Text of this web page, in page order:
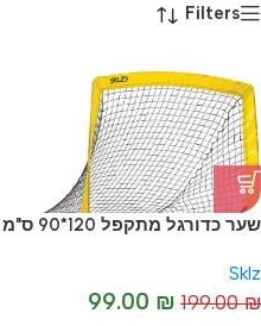
Filters
שער כדורגל מתקפל 120*90 ס"מ
Sklz
199.00₪
99.00 ₪